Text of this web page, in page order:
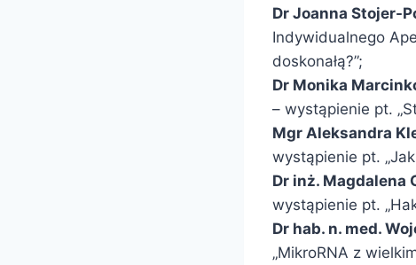
Dr Joanna Stojer-
Indywidualnego
doskonałą?”;
Dr Monika
– wystąpienie pt.
Mgr Aleksandra
wystąpienie pt.
Dr inż. Magdalena
wystąpienie pt.
Dr hab. n. med.
„MikroRNA z